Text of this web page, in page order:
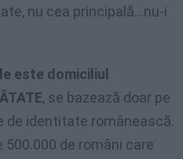
nu cea principală…nu-i
este domiciliul
, se bazează doar pe
identitate românească.
de români care